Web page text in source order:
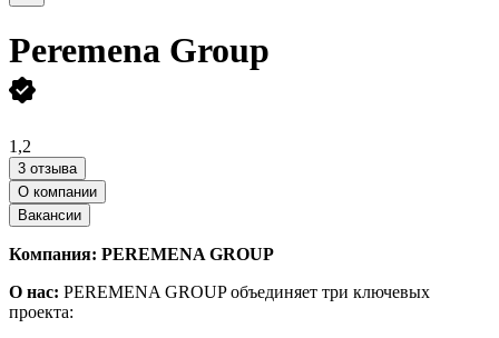
Peremena Group
1,2
3 отзыва
О компании
Вакансии
Компания: PEREMENA GROUP
О нас: PEREMENA GROUP объединяет три ключевых
проекта: